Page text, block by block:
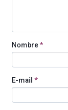
Nombre*
E-mail *